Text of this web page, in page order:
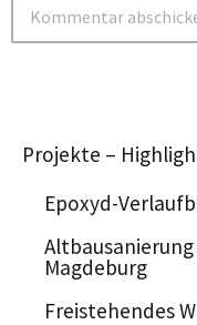
Projekte –
Epoxyd-
Magdeburg
Freistehendes